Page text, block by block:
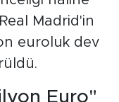
Madrid'in
euroluk dev
Euro"